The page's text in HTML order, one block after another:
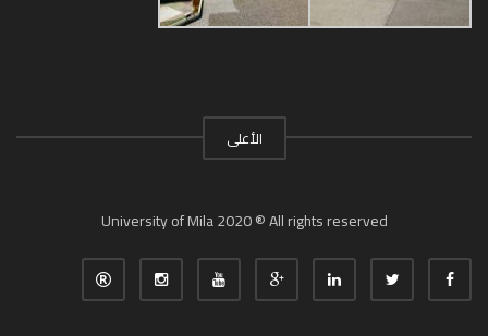
الأعلى
University of Mila 2020 ® All rights reserved